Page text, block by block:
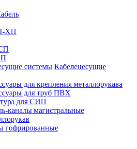
ХП
Кабеленесущие
для крепления металлорукава
для труб ПВХ
для СИП
каналы магистральные
гофрированные